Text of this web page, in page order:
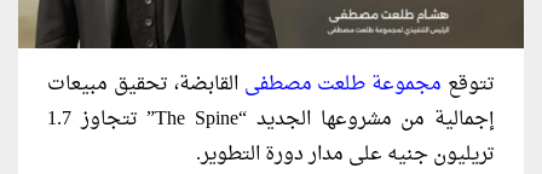
تتوقع مجموعة طلعت مصطفى القابضة، تحقيق مبيعات
إجمالية من مشروعها الجديد “The Spine” تتجاوز 1.7
تريليون جنيه على مدار دورة التطوير.